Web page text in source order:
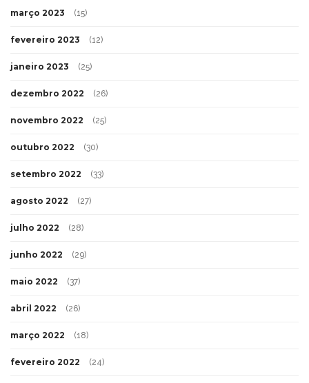
março 2023 (15)
fevereiro 2023 (12)
janeiro 2023 (25)
dezembro 2022 (26)
novembro 2022 (25)
outubro 2022 (30)
setembro 2022 (33)
agosto 2022 (27)
julho 2022 (28)
junho 2022 (29)
maio 2022 (37)
abril 2022 (26)
março 2022 (18)
fevereiro 2022 (24)